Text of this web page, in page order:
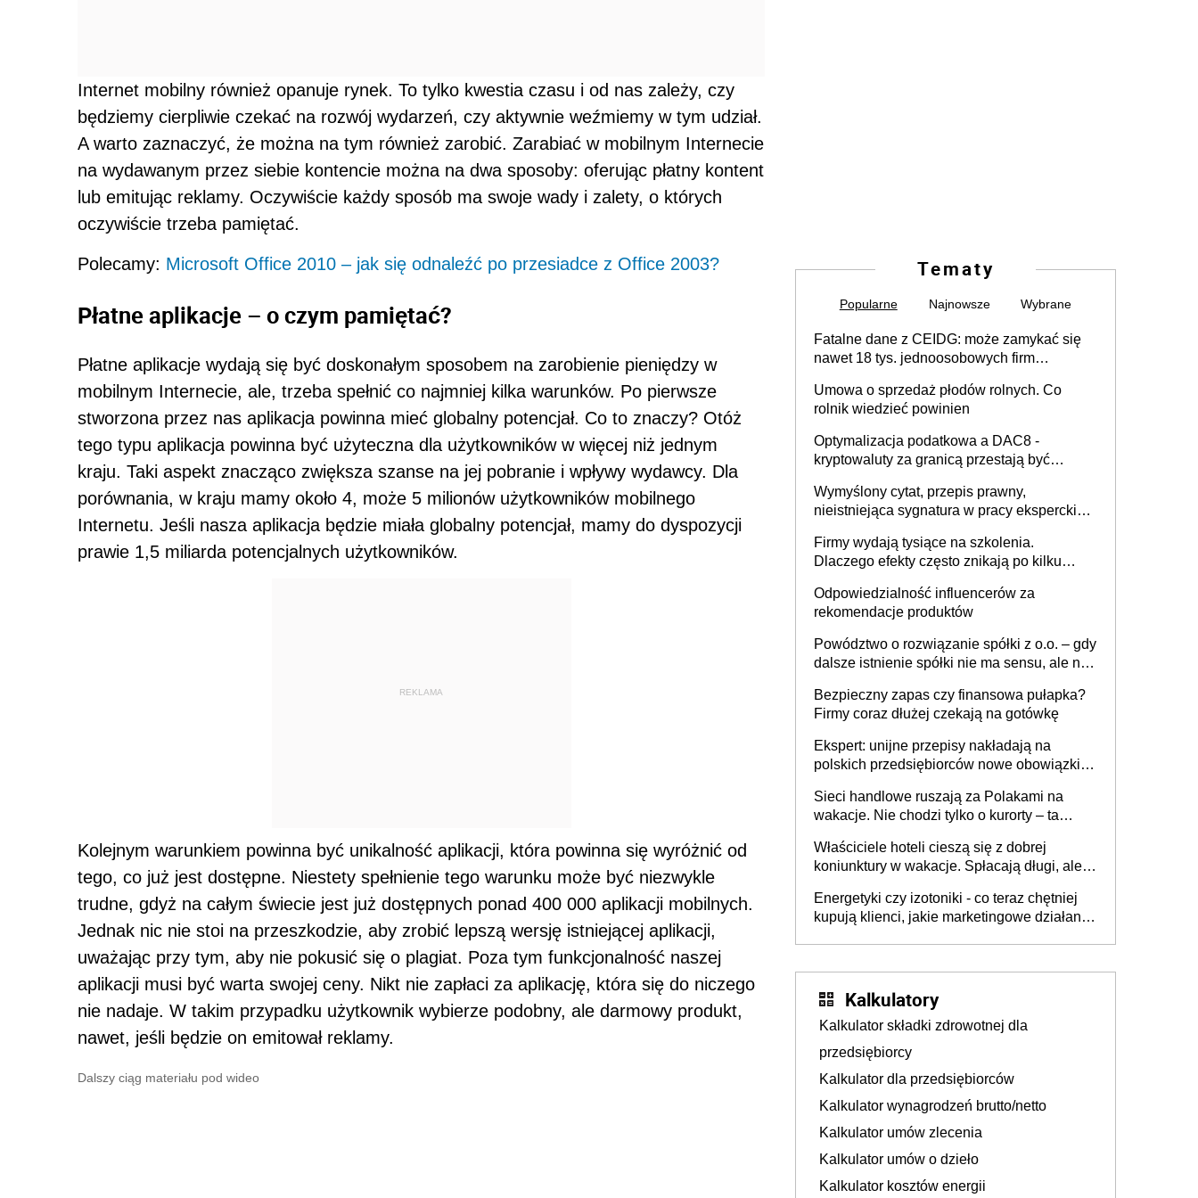
Internet mobilny również opanuje rynek. To tylko kwestia czasu i od nas zależy, czy
będziemy cierpliwie czekać na rozwój wydarzeń, czy aktywnie weźmiemy w tym udział.
A warto zaznaczyć, że można na tym również zarobić. Zarabiać w mobilnym Internecie
na wydawanym przez siebie kontencie można na dwa sposoby: oferując płatny kontent
lub emitując reklamy. Oczywiście każdy sposób ma swoje wady i zalety, o których
oczywiście trzeba pamiętać.
Polecamy: Microsoft Office 2010 – jak się odnaleźć po przesiadce z Office 2003?
Płatne aplikacje – o czym pamiętać?
Płatne aplikacje wydają się być doskonałym sposobem na zarobienie pieniędzy w
mobilnym Internecie, ale, trzeba spełnić co najmniej kilka warunków. Po pierwsze
stworzona przez nas aplikacja powinna mieć globalny potencjał. Co to znaczy? Otóż
tego typu aplikacja powinna być użyteczna dla użytkowników w więcej niż jednym
kraju. Taki aspekt znacząco zwiększa szanse na jej pobranie i wpływy wydawcy. Dla
porównania, w kraju mamy około 4, może 5 milionów użytkowników mobilnego
Internetu. Jeśli nasza aplikacja będzie miała globalny potencjał, mamy do dyspozycji
prawie 1,5 miliarda potencjalnych użytkowników.
REKLAMA
Kolejnym warunkiem powinna być unikalność aplikacji, która powinna się wyróżnić od
tego, co już jest dostępne. Niestety spełnienie tego warunku może być niezwykle
trudne, gdyż na całym świecie jest już dostępnych ponad 400 000 aplikacji mobilnych.
Jednak nic nie stoi na przeszkodzie, aby zrobić lepszą wersję istniejącej aplikacji,
uważając przy tym, aby nie pokusić się o plagiat. Poza tym funkcjonalność naszej
aplikacji musi być warta swojej ceny. Nikt nie zapłaci za aplikację, która się do niczego
nie nadaje. W takim przypadku użytkownik wybierze podobny, ale darmowy produkt,
nawet, jeśli będzie on emitował reklamy.
Dalszy ciąg materiału pod wideo
Tematy
Popularne Najnowsze Wybrane
Fatalne dane z CEIDG: może zamykać się
nawet 18 tys. jednoosobowych firm
Umowa o sprzedaż płodów rolnych. Co
rolnik wiedzieć powinien
Optymalizacja podatkowa a DAC8 -
kryptowaluty za granicą przestają być
Wymyślony cytat, przepis prawny,
nieistniejąca sygnatura w pracy eksperckiej -
firmie
Firmy wydają tysiące na szkolenia.
Dlaczego efekty często znikają po kilku
Odpowiedzialność influencerów za
rekomendacje produktów
Powództwo o rozwiązanie spółki z o.o. – gdy
dalsze istnienie spółki nie ma sensu, ale nie
Bezpieczny zapas czy finansowa pułapka?
Firmy coraz dłużej czekają na gotówkę
Ekspert: unijne przepisy nakładają na
polskich przedsiębiorców nowe obowiązki w
Sieci handlowe ruszają za Polakami na
wakacje. Nie chodzi tylko o kurorty – ta
tam, gdzie wielu spędzi urlop po cichu
Właściciele hoteli cieszą się z dobrej
koniunktury w wakacje. Spłacają długi, ale
Energetyki czy izotoniki - co teraz chętniej
kupują klienci, jakie marketingowe działania
Kalkulatory
Kalkulator składki zdrowotnej dla
przedsiębiorcy
Kalkulator dla przedsiębiorców
Kalkulator wynagrodzeń brutto/netto
Kalkulator umów zlecenia
Kalkulator umów o dzieło
Kalkulator kosztów energii